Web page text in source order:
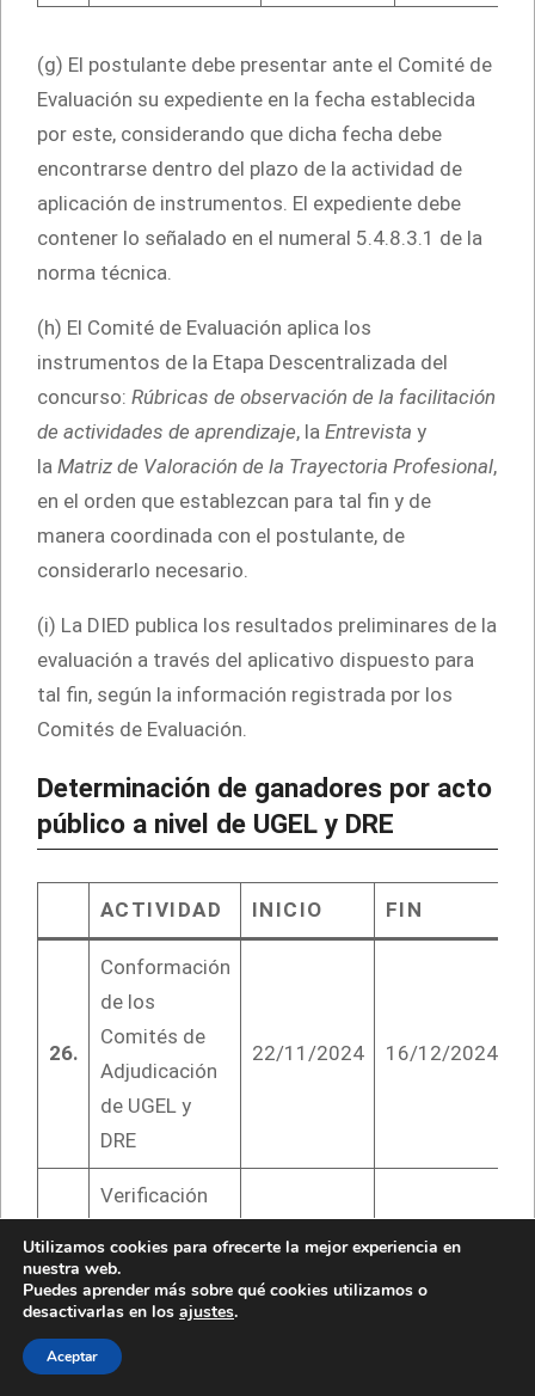
(g) El postulante debe presentar ante el Comité de
Evaluación su expediente en la fecha establecida
por este, considerando que dicha fecha debe
encontrarse dentro del plazo de la actividad de
aplicación de instrumentos. El expediente debe
contener lo señalado en el numeral 5.4.8.3.1 de la
norma técnica.
(h) El Comité de Evaluación aplica los
instrumentos de la Etapa Descentralizada del
concurso: Rúbricas de observación de la facilitación
de actividades de aprendizaje, la Entrevista y
la Matriz de Valoración de la Trayectoria Profesional,
en el orden que establezcan para tal fin y de
manera coordinada con el postulante, de
considerarlo necesario.
(i) La DIED publica los resultados preliminares de la
evaluación a través del aplicativo dispuesto para
tal fin, según la información registrada por los
Comités de Evaluación.
Determinación de ganadores por acto
público a nivel de UGEL y DRE
ACTIVIDAD INICIO FIN
26.
Conformación
de los
Comités de
Adjudicación
de UGEL y
DRE
22/11/2024 16/12/2024
Verificación
actualización,
de ser el caso,
de la región,
UGEL o DRE
Utilizamos cookies para ofrecerte la mejor experiencia en
nuestra web.
Puedes aprender más sobre qué cookies utilizamos o
desactivarlas en los ajustes.
Aceptar